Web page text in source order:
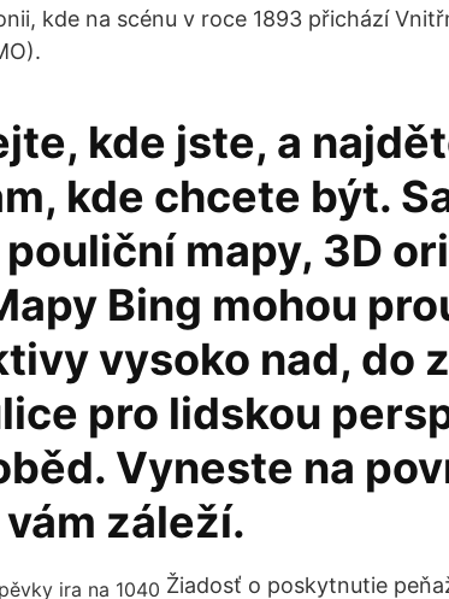
kde na scénu v roce 1893 přichází
kde jste, a
kde chcete být.
mapy, 3D
Bing mohou
vysoko nad, do
pro lidskou
Vyneste na
záleží.
Žiadosť o poskytnutie